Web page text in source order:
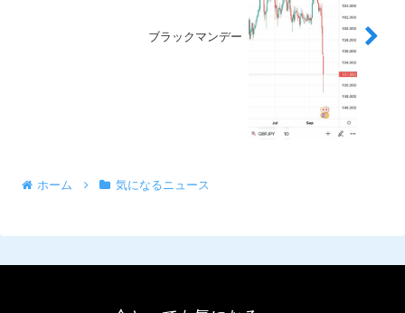
ブラックマンデー
ホーム 気になるニュース